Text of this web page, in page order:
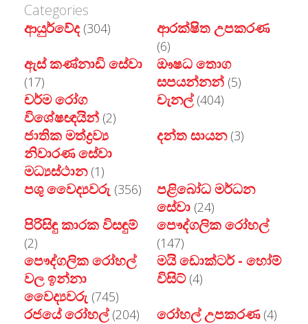
Categories
ආයුර්වේද (304) ආරක්ෂිත උපකරණ
(6)
ඇස් කණ්නාඩි සේවා
(17)
ඖෂධ තොග
සපයන්නන් (5)
චර්ම රෝග
විශේෂඥයින් (2)
චැනල් (404)
ජාතික මත්ද්‍රව්‍ය
නිවාරණ සේවා
මධ්‍යස්ථාන (1)
දන්ත සායන (3)
පශු වෙෙද්‍යවරු (356)
පළිබෝධ මර්ධන
සේවා (24)
පිරිසිඳු කාරක විසඳුම්
(2)
පෞද්ගලික රෝහල්
(147)
පෞද්ගලික රෝහල්
වල ඉන්නා
වෙෙද්‍යවරු (745)
මයි ඩොක්ටර් - හෝම්
විසිට් (4)
රජයේ රෝහල් (204) රෝහල් උපකරණ (4)